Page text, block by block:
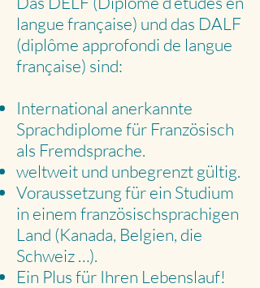
langue française) und das DALF
(diplôme approfondi de langue
française) sind:
International anerkannte
Sprachdiplome für Französisch
als Fremdsprache.
weltweit und unbegrenzt gültig.
Voraussetzung für ein Studium
in einem französischsprachigen
Land (Kanada, Belgien, die
Schweiz …).
Ein Plus für Ihren Lebenslauf!